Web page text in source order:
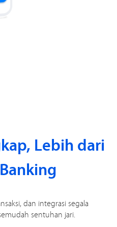
Lebih dari
dan integrasi segala
sentuhan jari.